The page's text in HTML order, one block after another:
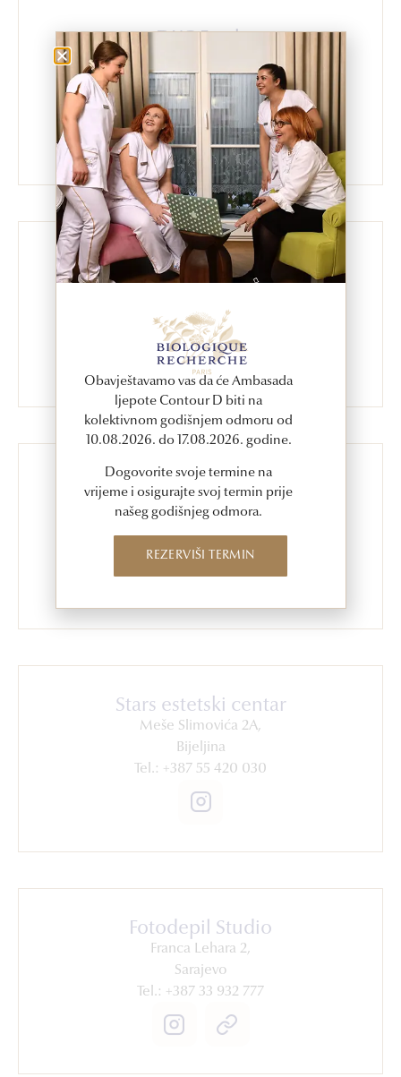
Zmaja od Bosne, 4. sprat
Importanne centar, Sarajevo
Tel.: +387 33 592 900
DKC Farah
Ivana Ribara 15,
Tel.: +387 35 255 555
S Academy Edukacije
Meše Slimovića 2A,
Tel.: +387 55 420 030
Stars estetski centar
Meše Slimovića 2A,
Bijeljina
Tel.: +387 55 420 030
Fotodepil Studio
Franca Lehara 2,
Sarajevo
Tel.: +387 33 932 777
Obavještavamo vas da će Ambasada
ljepote Contour D biti na
kolektivnom godišnjem odmoru od
10.08.2026. do 17.08.2026. godine.
Dogovorite svoje termine na
vrijeme i osigurajte svoj termin prije
našeg godišnjeg odmora.
REZERVIŠI TERMIN